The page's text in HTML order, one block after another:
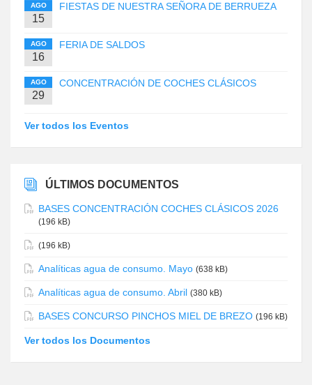
AGO
15
FIESTAS DE NUESTRA SEÑORA DE BERRUEZA
AGO
16
FERIA DE SALDOS
AGO
29
CONCENTRACIÓN DE COCHES CLÁSICOS
Ver todos los Eventos
ÚLTIMOS DOCUMENTOS
BASES CONCENTRACIÓN COCHES CLÁSICOS 2026
(196 kB)
(196 kB)
Analíticas agua de consumo. Mayo (638 kB)
Analíticas agua de consumo. Abril (380 kB)
BASES CONCURSO PINCHOS MIEL DE BREZO (196 kB)
Ver todos los Documentos